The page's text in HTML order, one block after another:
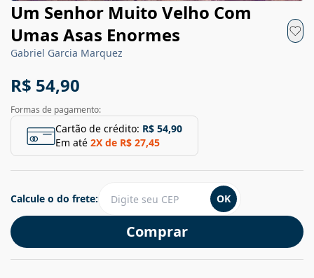
Um Senhor Muito Velho Com
Umas Asas Enormes
Gabriel Garcia Marquez
R$ 54,90
Formas de pagamento:
Cartão de crédito: R$ 54,90
Em até 2X de R$ 27,45
Comprar
Calcule o do frete: OK